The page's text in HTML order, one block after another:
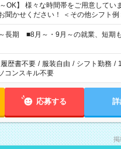
～OK】 様々な時間帯をご用意してい
い！ ＜その他シフト例＞ 9：00～
00～20：00 などなど！その他のお
長期 ■8月～・9月～の就業、短期
履歴書不要 / 服装自由 / シフト勤務 /
コンスキル不要
応募する
掲